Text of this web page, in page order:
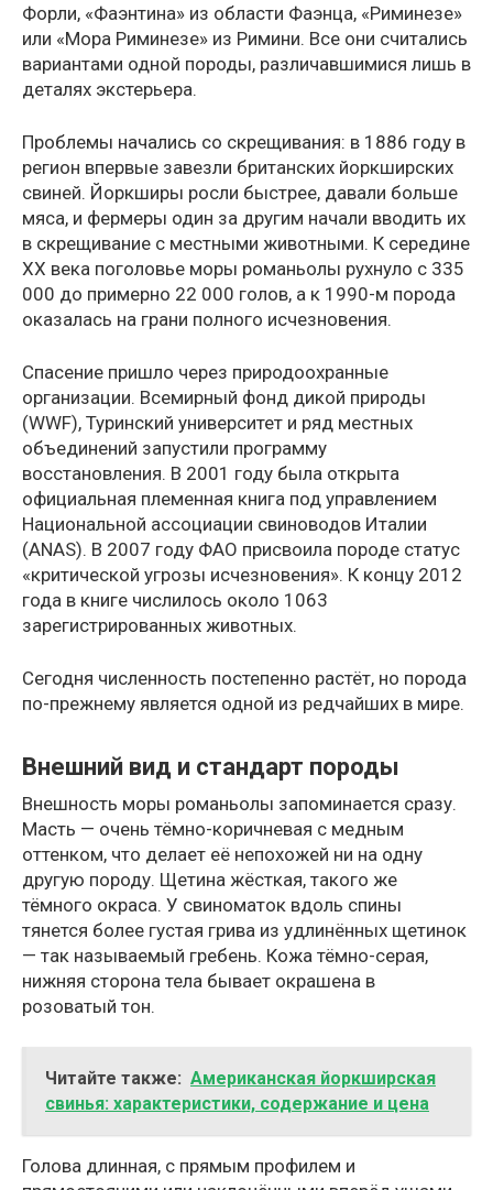
Форли, «Фаэнтина» из области Фаэнца, «Риминезе»
или «Мора Риминезе» из Римини. Все они считались
вариантами одной породы, различавшимися лишь в
деталях экстерьера.
Проблемы начались со скрещивания: в 1886 году в
регион впервые завезли британских йоркширских
свиней. Йоркширы росли быстрее, давали больше
мяса, и фермеры один за другим начали вводить их
в скрещивание с местными животными. К середине
XX века поголовье моры романьолы рухнуло с 335
000 до примерно 22 000 голов, а к 1990-м порода
оказалась на грани полного исчезновения.
Спасение пришло через природоохранные
организации. Всемирный фонд дикой природы
(WWF), Туринский университет и ряд местных
объединений запустили программу
восстановления. В 2001 году была открыта
официальная племенная книга под управлением
Национальной ассоциации свиноводов Италии
(ANAS). В 2007 году ФАО присвоила породе статус
«критической угрозы исчезновения». К концу 2012
года в книге числилось около 1063
зарегистрированных животных.
Сегодня численность постепенно растёт, но порода
по-прежнему является одной из редчайших в мире.
Внешний вид и стандарт породы
Внешность моры романьолы запоминается сразу.
Масть — очень тёмно-коричневая с медным
оттенком, что делает её непохожей ни на одну
другую породу. Щетина жёсткая, такого же
тёмного окраса. У свиноматок вдоль спины
тянется более густая грива из удлинённых щетинок
— так называемый гребень. Кожа тёмно-серая,
нижняя сторона тела бывает окрашена в
розоватый тон.
Читайте также: Американская йоркширская
свинья: характеристики, содержание и цена
Голова длинная, с прямым профилем и